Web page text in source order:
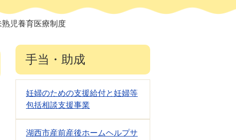
熟児養育医療制度
手当・助成
妊婦のための支援給付と妊婦等
包括相談支援事業
湖西市産前産後ホームヘルプサ